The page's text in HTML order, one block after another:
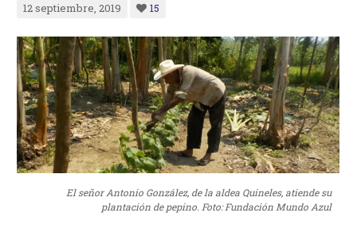
12 septiembre, 2019
15
El señor Antonio González, de la aldea Quineles, atiende su
plantación de pepino. Foto: Fundación Mundo Azul